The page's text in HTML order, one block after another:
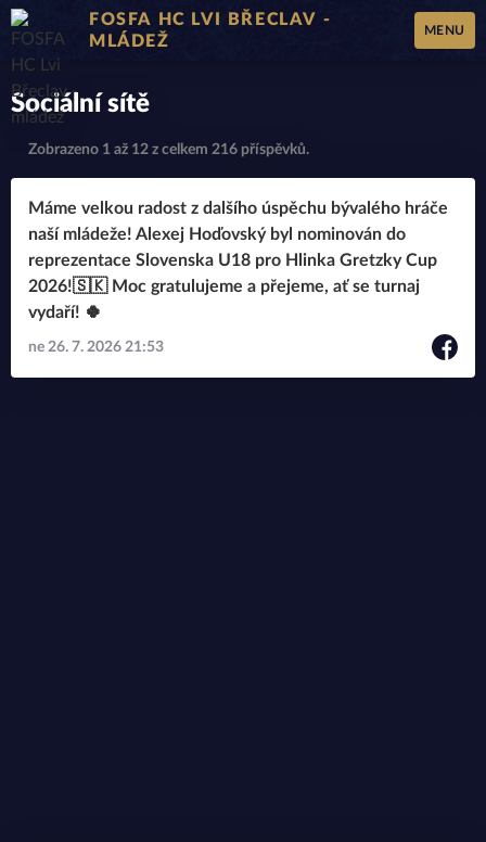
FOSFA HC LVI BŘECLAV -
MLÁDEŽ
MENU
Sociální sítě
Zobrazeno 1 až 12 z celkem 216 příspěvků.
Máme velkou radost z dalšího úspěchu bývalého hráče
naší mládeže! Alexej Hoďovský byl nominován do
reprezentace Slovenska U18 pro Hlinka Gretzky Cup
2026!🇸🇰 Moc gratulujeme a přejeme, ať se turnaj
vydaří! 🍀
ne 26. 7. 2026 21:53